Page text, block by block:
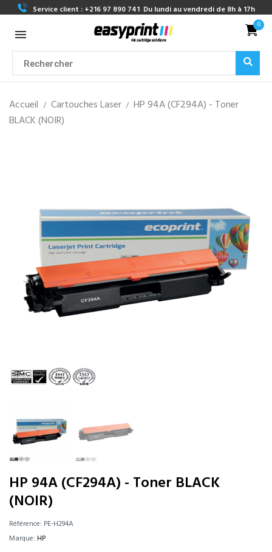
Service client : +216 97 890 741 Du lundi au vendredi de 8h à 17h
0
Accueil Cartouches Laser
HP 94A (CF294A) - Toner
BLACK (NOIR)
HP 94A (CF294A) - Toner BLACK
(NOIR)
Référence: PE-H294A
Marque: HP